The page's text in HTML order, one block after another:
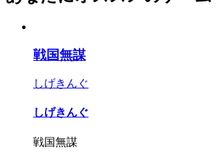
戦国無謀
しげきんぐ
しげきんぐ
戦国無謀